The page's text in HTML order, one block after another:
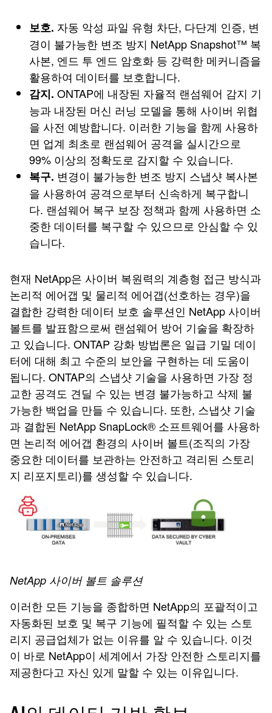
보호. 자동 악성 파일 유형 차단, 다단계 인증, 변
경이 불가능한 변조 방지 NetApp Snapshot™ 복
사본, 엔드 투 엔드 암호화 등 강력한 메커니즘을
활용하여 데이터를 보호합니다.
감지. ONTAP에 내장된 자율적 랜섬웨어 감지 기
능과 내장된 머신 러닝 모델을 통해 사이버 위협
을 사전 예방합니다. 이러한 기능을 함께 사용하
면 업계 최초로 랜섬웨어 공격을 실시간으로
99% 이상의 정확도로 감지할 수 있습니다.
복구. 변경이 불가능한 변조 방지 스냅샷 복사본
을 사용하여 공격으로부터 신속하게 복구합니
다. 랜섬웨어 복구 보장 정책과 함께 사용하면 소
중한 데이터를 복구할 수 있으므로 안심할 수 있
습니다.
현재 NetApp은 사이버 복원력의 계층형 접근 방식과
논리적 에어갭 및 물리적 에어갭(선호하는 경우)을
결합한 강력한 데이터 보호 솔루션인 NetApp 사이버
볼트를 발표함으로써 랜섬웨어 방어 기술을 확장하
고 있습니다. ONTAP 강화 방법론은 일급 기밀 데이
터에 대해 최고 수준의 보안을 구현하는 데 도움이
됩니다. ONTAP의 스냅샷 기술을 사용하면 가장 정
교한 공격도 견딜 수 있는 변경 불가능하고 삭제 불
가능한 백업을 만들 수 있습니다. 또한, 스냅샷 기술
과 결합된 NetApp SnapLock® 소프트웨어를 사용하
면 논리적 에어갭 환경의 사이버 볼트(조직의 가장
중요한 데이터를 보관하는 안전하고 격리된 스토리
지 리포지토리)를 생성할 수 있습니다.
NetApp 사이버 볼트 솔루션
이러한 모든 기능을 종합하면 NetApp의 포괄적이고
자동화된 보호 및 복구 기능에 필적할 수 있는 스토
리지 공급업체가 없는 이유를 알 수 있습니다. 이것
이 바로 NetApp이 세계에서 가장 안전한 스토리지를
제공한다고 자신 있게 말할 수 있는 이유입니다.